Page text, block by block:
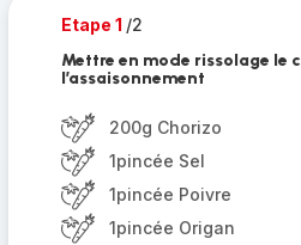
Etape 1 /2
Mettre en mode rissolage
l’assaisonnement
200g Chorizo
1pincée Sel
1pincée Poivre
1pincée Origan